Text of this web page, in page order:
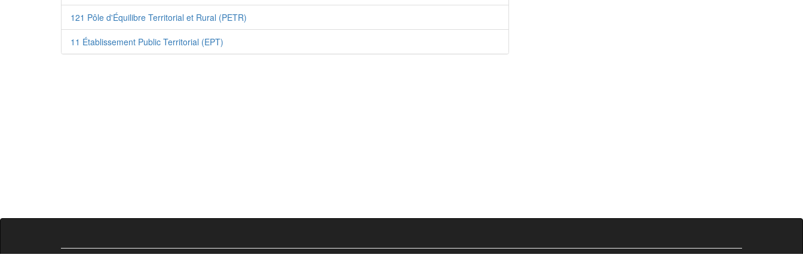
121 Pôle d'Équilibre Territorial et Rural (PETR)
11 Établissement Public Territorial (EPT)